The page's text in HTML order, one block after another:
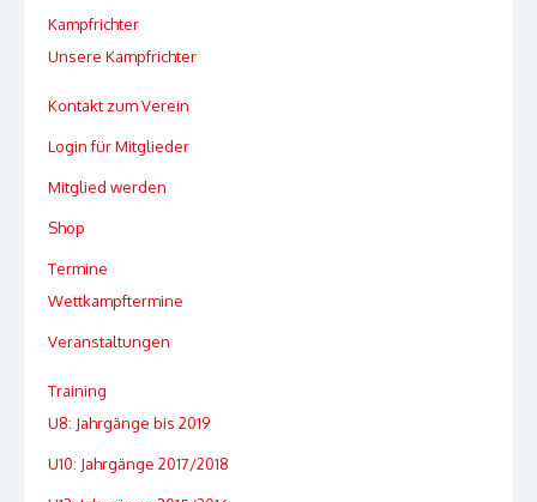
Kampfrichter
Unsere Kampfrichter
Kontakt zum Verein
Login für Mitglieder
Mitglied werden
Shop
Termine
Wettkampftermine
Veranstaltungen
Training
U8: Jahrgänge bis 2019
U10: Jahrgänge 2017/2018